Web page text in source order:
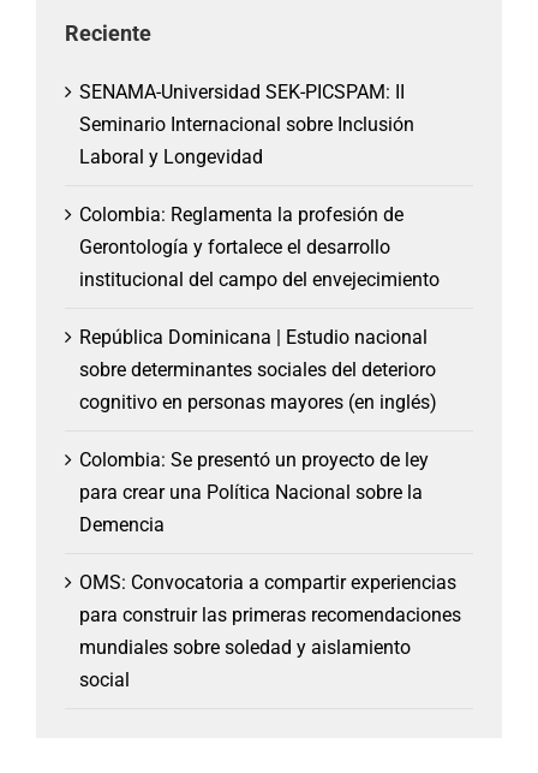
Reciente
SENAMA-Universidad SEK-PICSPAM: II
Seminario Internacional sobre Inclusión
Laboral y Longevidad
Colombia: Reglamenta la profesión de
Gerontología y fortalece el desarrollo
institucional del campo del envejecimiento
República Dominicana | Estudio nacional
sobre determinantes sociales del deterioro
cognitivo en personas mayores (en inglés)
Colombia: Se presentó un proyecto de ley
para crear una Política Nacional sobre la
Demencia
OMS: Convocatoria a compartir experiencias
para construir las primeras recomendaciones
mundiales sobre soledad y aislamiento
social